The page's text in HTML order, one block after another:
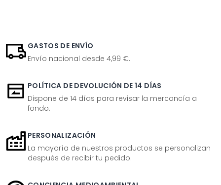
GASTOS DE ENVÍO
Envío nacional desde 4,99 €.
POLÍTICA DE DEVOLUCIÓN DE 14 DÍAS
Dispone de 14 días para revisar la mercancía a
fondo.
PERSONALIZACIÓN
La mayoría de nuestros productos se personalizan
después de recibir tu pedido.